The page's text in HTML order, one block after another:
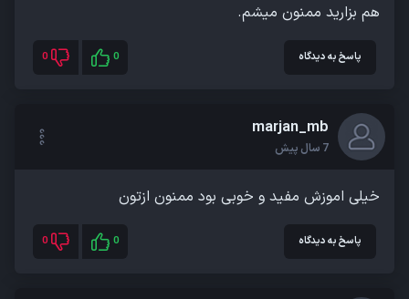
هم بزارید ممنون میشم.
پاسخ به دیدگاه 0
0
marjan_mb
7 سال پیش
خیلی اموزش مفید و خوبی بود ممنون ازتون
پاسخ به دیدگاه 0
0